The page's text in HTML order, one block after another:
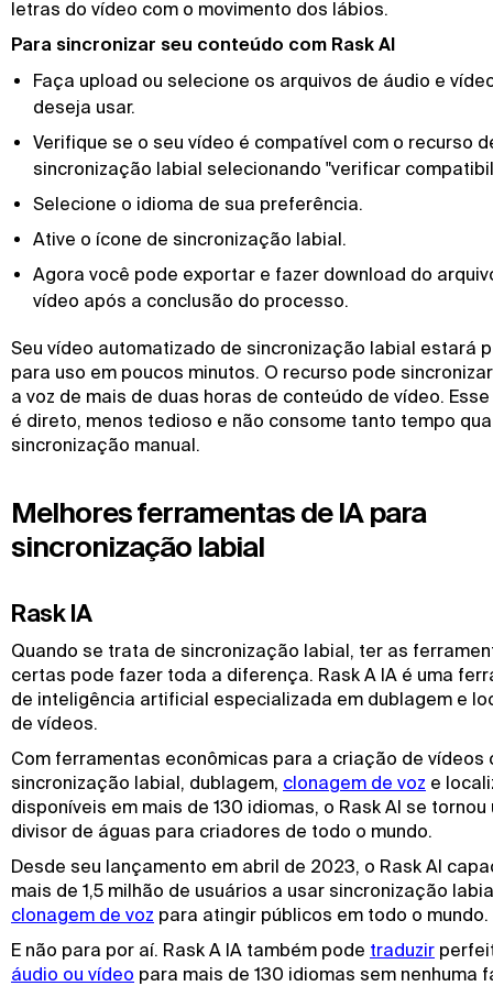
letras do vídeo com o movimento dos lábios.
Para sincronizar seu conteúdo com Rask AI
Faça upload ou selecione os arquivos de áudio e
deseja usar.
Verifique se o seu vídeo é compatível com o recurso
sincronização labial selecionando "verificar
Selecione o idioma de sua preferência.
Ative o ícone de sincronização labial.
Agora você pode exportar e fazer download do
vídeo após a conclusão do processo.
Seu vídeo automatizado de sincronização labial estará
para uso em poucos minutos. O recurso pode
a voz de mais de duas horas de conteúdo de vídeo.
é direto, menos tedioso e não consome tanto tempo
sincronização manual.
Melhores ferramentas de IA para
sincronização labial
Rask IA
Quando se trata de sincronização labial, ter as
certas pode fazer toda a diferença. Rask A IA é uma
de inteligência artificial especializada em dublagem e
de vídeos.
Com ferramentas econômicas para a criação de vídeos
sincronização labial, dublagem, clonagem de voz e
disponíveis em mais de 130 idiomas, o Rask AI se tornou
divisor de águas para criadores de todo o mundo.
Desde seu lançamento em abril de 2023, o Rask AI
mais de 1,5 milhão de usuários a usar sincronização
clonagem de voz para atingir públicos em todo o mundo.
E não para por aí. Rask A IA também pode traduzir
áudio ou vídeo para mais de 130 idiomas sem nenhuma